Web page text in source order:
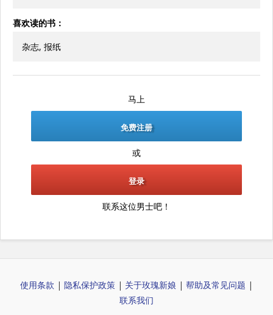
喜欢读的书：
杂志, 报纸
马上
免费注册
或
登录
联系这位男士吧！
使用条款 | 隐私保护政策 | 关于玫瑰新娘 | 帮助及常见问题 |
联系我们